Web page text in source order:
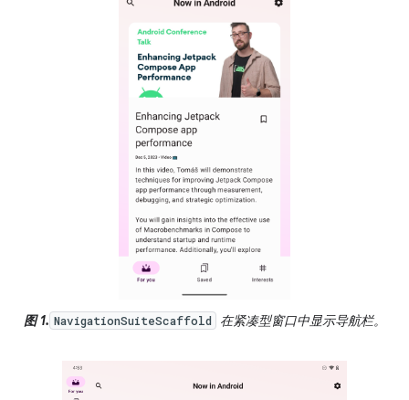
图 1. NavigationSuiteScaffold 在紧凑型窗口中显示导航栏。